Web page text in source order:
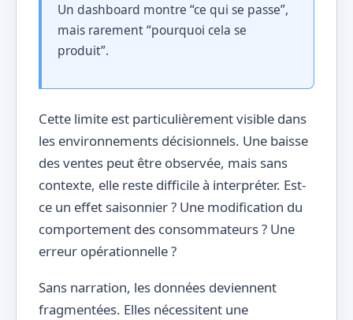
Un dashboard montre “ce qui se passe”,
mais rarement “pourquoi cela se
produit”.
Cette limite est particulièrement visible dans
les environnements décisionnels. Une baisse
des ventes peut être observée, mais sans
contexte, elle reste difficile à interpréter. Est-
ce un effet saisonnier ? Une modification du
comportement des consommateurs ? Une
erreur opérationnelle ?
Sans narration, les données deviennent
fragmentées. Elles nécessitent une